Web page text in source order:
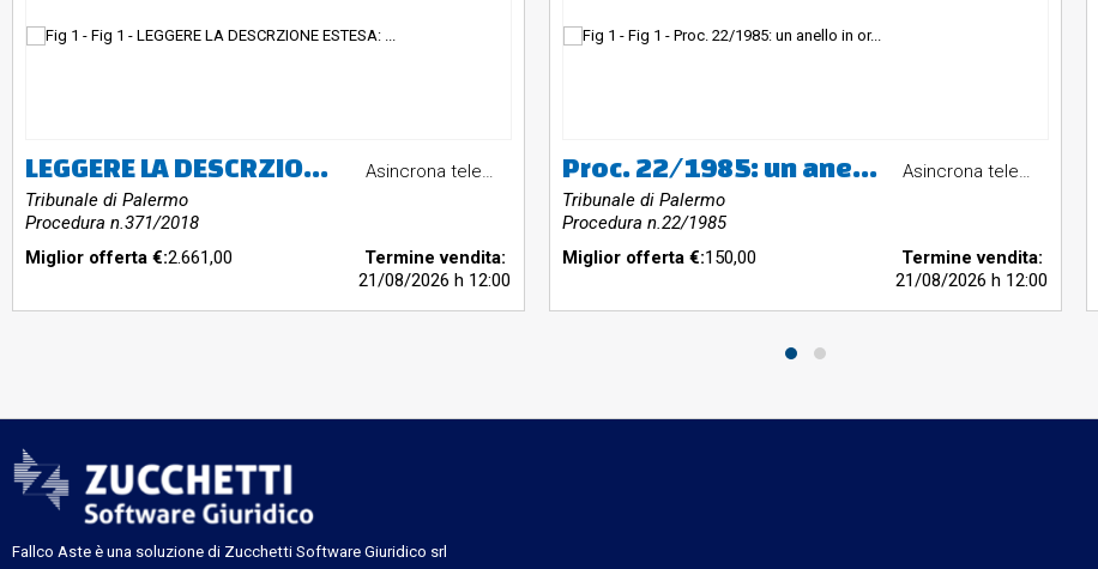
LEGGERE LA DESCRZIONE ESTESA: due cucchiaini, una collana in oro 18k con crocifisso, una fedina in oro 18k, una collana in oro 18k con crocifisso, un orecchino in metallo; 18 orologi varie marche e modelli; vari oggetti di bigiotteria; un telefono cellulare Iphone rotto, un telefono cellulare Samsung, un pc portatile Asus, una pendrive Sony, una telecamera Panasonic, un tv color Panasonic; un pc portatile marca Acer; quadro in legno raffigurante Madonna con bambino
Tribunale di Palermo
Procedura n.371/2018
Asincrona telematica
Miglior offerta €:2.661,00
Termine vendita:
21/08/2026h 12:00
Proc. 22/1985: un anello in oro bianco 18k con perla per un peso complessivo (comprensivo di pietra) di g. 2,94
Tribunale di Palermo
Procedura n.22/1985
Asincrona telematica
Miglior offerta €:150,00
Termine vendita:
21/08/2026h 12:00
Fallco Aste è una soluzione di Zucchetti Software Giuridico srl